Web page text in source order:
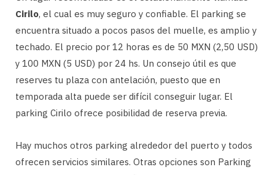
Cirilo, el cual es muy seguro y confiable. El parking se
encuentra situado a pocos pasos del muelle, es amplio y
techado. El precio por 12 horas es de 50 MXN (2,50 USD)
y 100 MXN (5 USD) por 24 hs. Un consejo útil es que
reserves tu plaza con antelación, puesto que en
temporada alta puede ser difícil conseguir lugar. El
parking Cirilo ofrece posibilidad de reserva previa.
Hay muchos otros parking alrededor del puerto y todos
ofrecen servicios similares. Otras opciones son Parking